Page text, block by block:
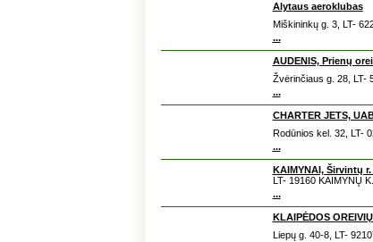
Alytaus aeroklubas
Miškininkų g. 3, LT-
...
AUDENIS, Prienų
Žvėrinčiaus g. 28, LT-
...
CHARTER JETS,
Rodūnios kel. 32, LT-
...
KAIMYNAI, Širvintų
LT- 19160 KAIMYNŲ
...
KLAIPĖDOS
Liepų g. 40-8, LT-